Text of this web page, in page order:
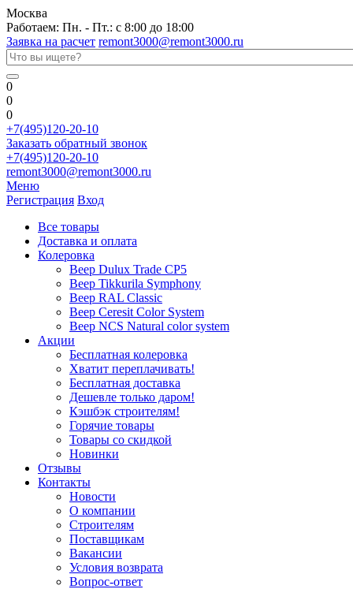
Москва
Работаем: Пн. - Пт.: с 8:00 до 18:00
Заявка на расчет remont3000@remont3000.ru
0
0
0
+7(495)120-20-10
Заказать обратный звонок
+7(495)120-20-10
remont3000@remont3000.ru
Меню
Регистрация Вход
Все товары
Доставка и оплата
Колеровка
Веер Dulux Trade CP5
Веер Tikkurila Symphony
Веер RAL Classic
Веер Ceresit Color System
Веер NCS Natural color system
Акции
Бесплатная колеровка
Хватит переплачивать!
Бесплатная доставка
Дешевле только даром!
Кэшбэк строителям!
Горячие товары
Товары со скидкой
Новинки
Отзывы
Контакты
Новости
О компании
Строителям
Поставщикам
Вакансии
Условия возврата
Вопрос-ответ